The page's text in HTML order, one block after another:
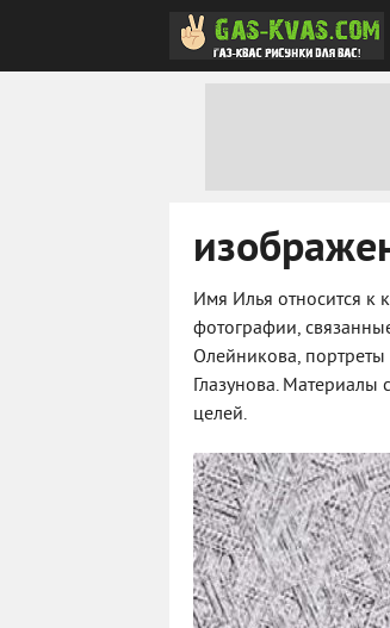
Имя Илья относится к
фотографии,
Олейникова, портреты
Глазунова.
целей.